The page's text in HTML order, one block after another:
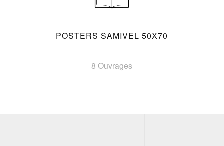
POSTERS SAMIVEL 50X70
8 Ouvrages